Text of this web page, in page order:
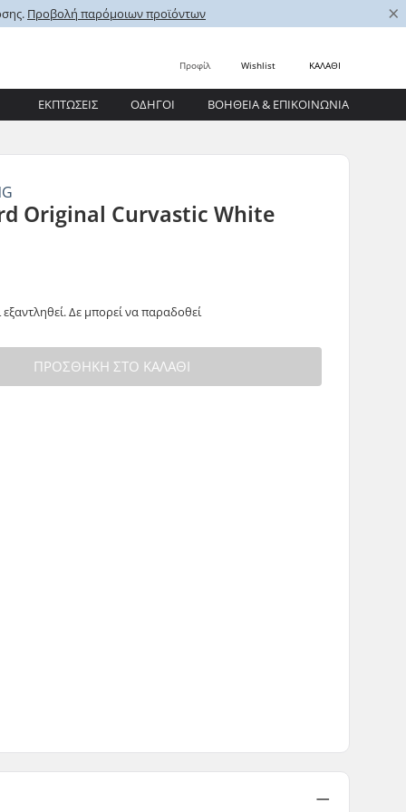
Προβολή παρόμοιων προϊόντων ×
ΚΑΛΑΘΙ
Wishlist
Προφίλ
ΕΚΠΤΩΣΕΙΣ ΟΔΗΓΟΊ ΒΟΉΘΕΙΑ & ΕΠΙΚΟΙΝΩΝΊΑ
Original Curvastic White
εξαντληθεί. Δε μπορεί να παραδοθεί
ΠΡΟΣΘΉΚΗ ΣΤΟ ΚΑΛΆΘΙ